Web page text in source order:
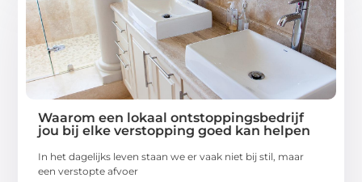
Waarom een lokaal ontstoppingsbedrijf
jou bij elke verstopping goed kan helpen
In het dagelijks leven staan we er vaak niet bij stil, maar
een verstopte afvoer